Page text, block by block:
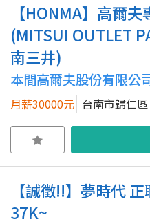
【HONMA】高爾
(MITSUI OUTLET
南三井)
本間高爾夫股份有限公
月薪30000元 台南市歸仁區
【誠徵!!】夢時代
37K~